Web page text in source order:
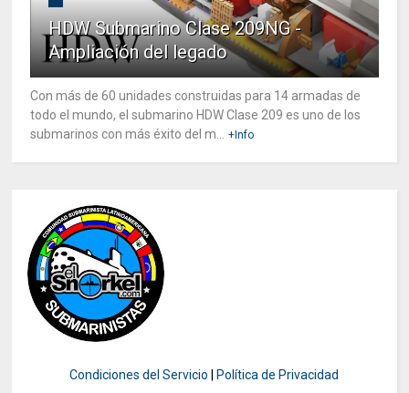
HDW Submarino Clase 209NG -
Ampliación del legado
Con más de 60 unidades construidas para 14 armadas de
todo el mundo, el submarino HDW Clase 209 es uno de los
submarinos con más éxito del m...
+Info
Condiciones del Servicio Política de Privacidad